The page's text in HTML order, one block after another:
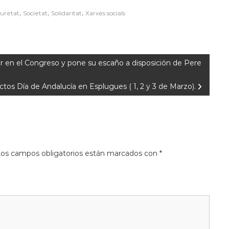
, Societat, Solidaritat, Xarxes socials
el Congreso y pone su escaño a disposición de Pere
Día de Andalucía en Esplugues ( 1, 2 y 3 de Marzo).
campos obligatorios están marcados con *